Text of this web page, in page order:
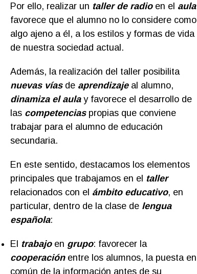
Por ello, realizar un taller de radioen el aula
favorece que el alumno no lo considere como
algo ajeno a él, a los estilos y formas de vida
de nuestra sociedad actual.
Además, la realización del taller posibilita
nuevas víasde aprendizajeal alumno,
dinamiza el aulay favorece el desarrollo de
las competenciaspropias que conviene
trabajar para el alumno de educación
secundaria.
En este sentido, destacamos los elementos
principales que trabajamos en el taller
relacionados con el ámbito educativo, en
particular, dentro de la clase de lengua
española:
El trabajoen grupo: favorecer la
cooperaciónentre los alumnos, la puesta en
común de la información antes de su